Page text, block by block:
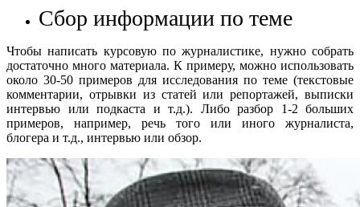
Сбор информации по теме
Чтобы написать курсовую по журналистике, нужно собрать
достаточно много материала. К примеру, можно использовать
около 30-50 примеров для исследования по теме (текстовые
комментарии, отрывки из статей или репортажей, выписки
интервью или подкаста и т.д.). Либо разбор 1-2 больших
примеров, например, речь того или иного журналиста,
блогера и т.д., интервью или обзор.